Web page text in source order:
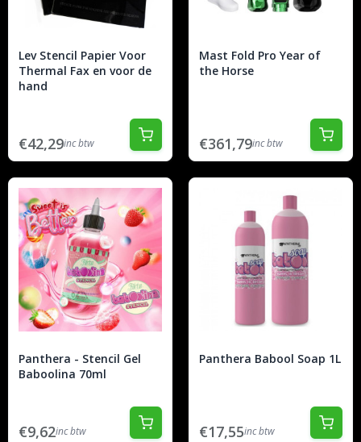
Lev Stencil Papier Voor
Thermal Fax en voor de
hand
€42,29inc btw
Mast Fold Pro Year of
the Horse
€361,79inc btw
Panthera - Stencil Gel
Baboolina 70ml
€9,62inc btw
Panthera Babool Soap 1L
€17,55inc btw